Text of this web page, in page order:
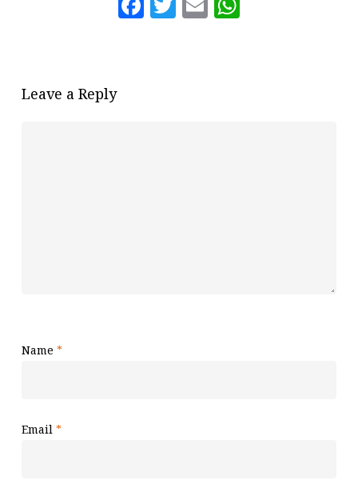
Leave a Reply
Name *
Email *